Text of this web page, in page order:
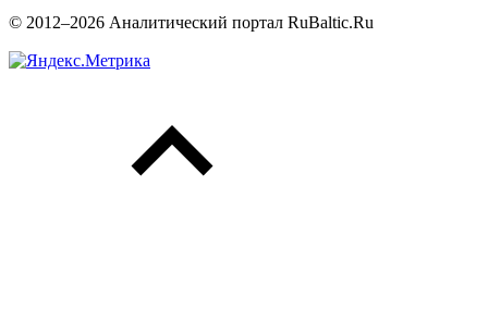
© 2012–2026 Аналитический портал RuBaltic.Ru